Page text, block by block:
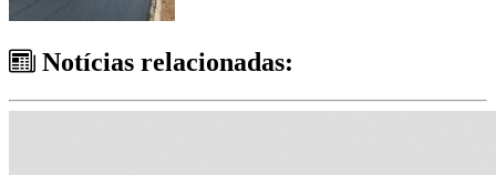
Notícias relacionadas: